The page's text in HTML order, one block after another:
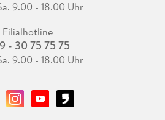
9.00 - 18.00 Uhr
Filialhotline
- 30 75 75 75
9.00 - 18.00 Uhr